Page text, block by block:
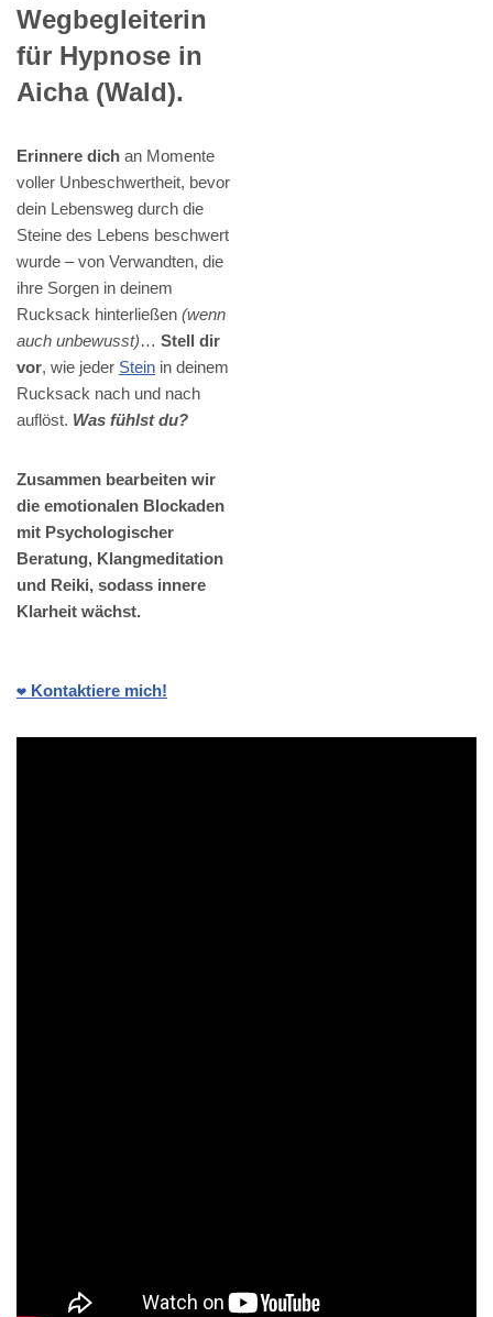
Wegbegleiterin
für Hypnose in
Aicha (Wald).
Erinnere dich an Momente
voller Unbeschwertheit, bevor
dein Lebensweg durch die
Steine des Lebens beschwert
wurde – von Verwandten, die
ihre Sorgen in deinem
Rucksack hinterließen (wenn
auch unbewusst)… Stell dir
vor, wie jeder Stein in deinem
Rucksack nach und nach
auflöst. Was fühlst du?
Zusammen bearbeiten wir
die emotionalen Blockaden
mit Psychologischer
Beratung, Klangmeditation
und Reiki, sodass innere
Klarheit wächst.
❤️ Kontaktiere mich!